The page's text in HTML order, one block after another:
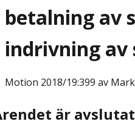
betalning av
indrivning av
Motion 2018/19:399 av
är avslutat